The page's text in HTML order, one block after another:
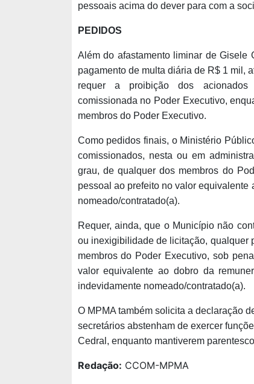
pessoais acima do dever para com a
PEDIDOS
Além do afastamento liminar de Gisele
pagamento de multa diária de R$ 1 mil,
requer a proibição dos
comissionada no Poder Executivo,
membros do Poder Executivo.
Como pedidos finais, o Ministério
comissionados, nesta ou em
grau, de qualquer dos membros do
pessoal ao prefeito no valor
nomeado/contratado(a).
Requer, ainda, que o Município não
ou inexigibilidade de licitação, qualquer
membros do Poder Executivo, sob
valor equivalente ao dobro da
indevidamente nomeado/contratado(a).
O MPMA também solicita a declaração
secretários abstenham de exercer
Cedral, enquanto mantiverem
Redação: CCOM-MPMA